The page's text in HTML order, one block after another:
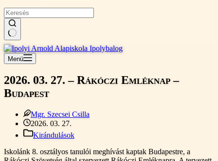
Nincs
találat
Menü
2026. 03. 27. – Rákóczi Emléknap –
Budapest
Mgr. Szecsei Csilla
2026. 03. 27.
Kirándulások
Iskolánk 8. osztályos tanulói meghívást kaptak Budapestre, a